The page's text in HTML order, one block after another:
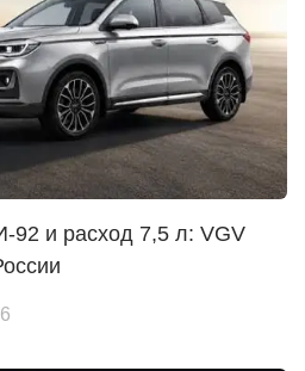
92 и расход 7,5 л: VGV